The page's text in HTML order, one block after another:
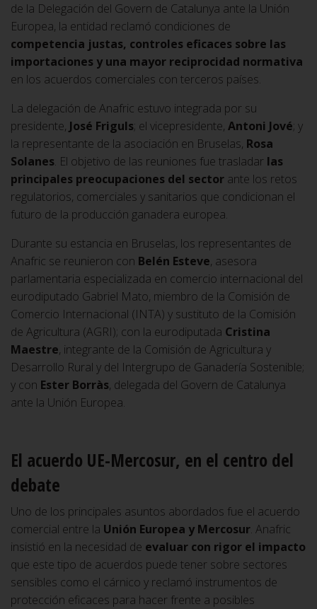
de la Delegación del Govern de Catalunya ante la Unión
Europea, la entidad reclamó condiciones de
competencia justas, controles eficaces sobre las
importaciones y una mayor reciprocidad normativa
en los acuerdos comerciales con terceros países.
La delegación de Anafric estuvo integrada por su
presidente, José Friguls; el vicepresidente, Antoni Jové; y
la representante de la asociación en Bruselas, Rosa
Solanes. El objetivo de las reuniones fue trasladar las
principales preocupaciones del sector ante los retos
regulatorios, comerciales y sanitarios que condicionan el
futuro de la producción ganadera europea.
Durante su estancia en Bruselas, los representantes de
Anafric se reunieron con Belén Esteve, asesora
parlamentaria especializada en comercio internacional del
eurodiputado Gabriel Mato, miembro de la Comisión de
Comercio Internacional (INTA) y sustituto de la Comisión
de Agricultura (AGRI); con la eurodiputada Cristina
Maestre, integrante de la Comisión de Agricultura y
Desarrollo Rural y del Intergrupo de Ganadería Sostenible;
y con Ester Borràs, delegada del Govern de Catalunya
ante la Unión Europea.
El acuerdo UE-Mercosur, en el centro del
debate
Uno de los principales asuntos abordados fue el acuerdo
comercial entre la Unión Europea y Mercosur. Anafric
insistió en la necesidad de evaluar con rigor el impacto
que este tipo de acuerdos puede tener sobre sectores
sensibles como el cárnico y reclamó instrumentos de
protección eficaces para hacer frente a posibles